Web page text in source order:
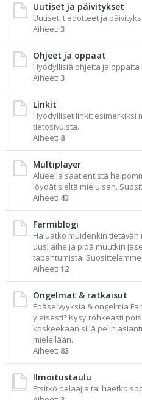
Uutiset ja päivitykset
Uutiset, tiedotteet ja
Aiheet: 3
Ohjeet ja oppaat
Hyödyllisiä ohjeita ja oppaita
Aiheet: 3
Linkit
Hyödylliset linkit esimerkiksi
tietosivuista.
Aiheet: 8
Multiplayer
Alueella saat entistä
löydät sieltä mieluisan.
Aiheet: 43
Farmiblogi
Haluatko muidenkin
uusi aihe ja pidä muutkin
tapahtumista. Suosittelemme!
Aiheet: 12
Ongelmat & ratkaisut
Epäselvyyksiä & ongelmia
yleisesti? Kysy rohkeasti
koskeekaan sillä pelin
mielellään.
Aiheet: 83
Ilmoitustaulu
Etsitkö pelaajia tai haetko